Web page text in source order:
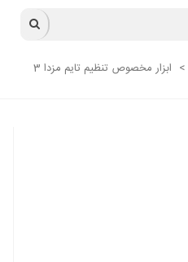
>
ابزار مخصوص تنظیم تایم مزدا 3